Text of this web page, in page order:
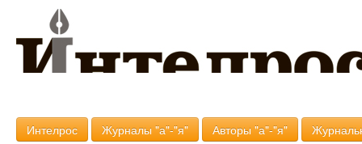
Интелрос Журналы "а"-"я" Авторы "а"-"я"